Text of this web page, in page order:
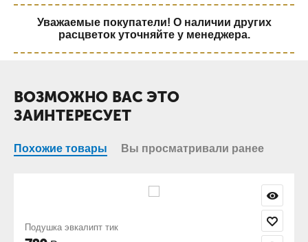
Уважаемые покупатели! О наличии других
расцветок уточняйте у менеджера.
ВОЗМОЖНО ВАС ЭТО
ЗАИНТЕРЕСУЕТ
Похожие товары Вы просматривали ранее